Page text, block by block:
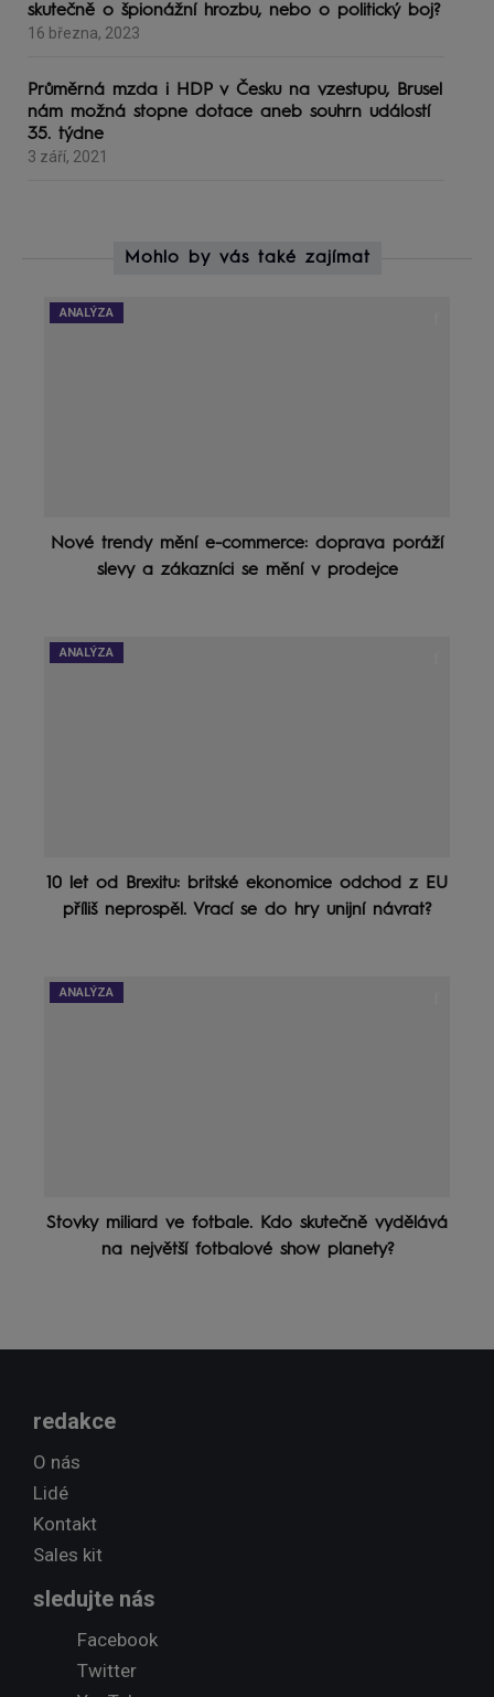
skutečně o špionážní hrozbu, nebo o politický boj?
16 března, 2023
Průměrná mzda i HDP v Česku na vzestupu, Brusel
nám možná stopne dotace aneb souhrn událostí
35. týdne
3 září, 2021
Mohlo by vás také zajímat
ANALÝZA
Nové trendy mění e-commerce: doprava poráží
slevy a zákazníci se mění v prodejce
ANALÝZA
10 let od Brexitu: britské ekonomice odchod z EU
příliš neprospěl. Vrací se do hry unijní návrat?
ANALÝZA
Stovky miliard ve fotbale. Kdo skutečně vydělává
na největší fotbalové show planety?
redakce
O nás
Lidé
Kontakt
Sales kit
sledujte nás
Facebook
Twitter